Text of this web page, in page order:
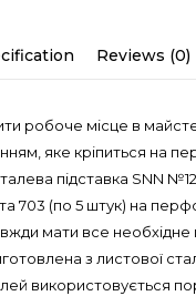
Reviews (0)
робоче місце в
яке кріпиться на
підставка SNN №12
703 (по 5 штук) на
мати все
з листової
використовується